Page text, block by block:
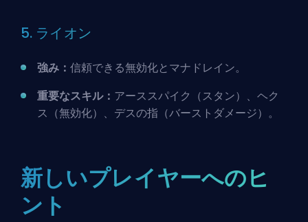
5. ライオン
強み： 信頼できる無効化とマナドレイン。
重要なスキル： アーススパイク（スタン）、ヘク
ス（無効化）、デスの指（バーストダメージ）。
新しいプレイヤーへのヒ
ント